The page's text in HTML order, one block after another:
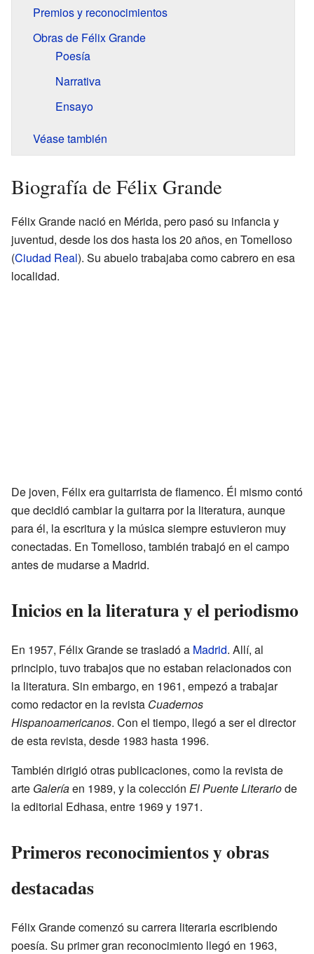
Premios y reconocimientos
Obras de Félix Grande
Poesía
Narrativa
Ensayo
Véase también
Biografía de Félix Grande
Félix Grande nació en Mérida, pero pasó su infancia y
juventud, desde los dos hasta los 20 años, en Tomelloso
(Ciudad Real). Su abuelo trabajaba como cabrero en esa
localidad.
De joven, Félix era guitarrista de flamenco. Él mismo contó
que decidió cambiar la guitarra por la literatura, aunque
para él, la escritura y la música siempre estuvieron muy
conectadas. En Tomelloso, también trabajó en el campo
antes de mudarse a Madrid.
Inicios en la literatura y el periodismo
En 1957, Félix Grande se trasladó a Madrid. Allí, al
principio, tuvo trabajos que no estaban relacionados con
la literatura. Sin embargo, en 1961, empezó a trabajar
como redactor en la revista Cuadernos
Hispanoamericanos. Con el tiempo, llegó a ser el director
de esta revista, desde 1983 hasta 1996.
También dirigió otras publicaciones, como la revista de
arte Galeríaen 1989, y la colección El Puente Literariode
la editorial Edhasa, entre 1969 y 1971.
Primeros reconocimientos y obras
destacadas
Félix Grande comenzó su carrera literaria escribiendo
poesía. Su primer gran reconocimiento llegó en 1963,